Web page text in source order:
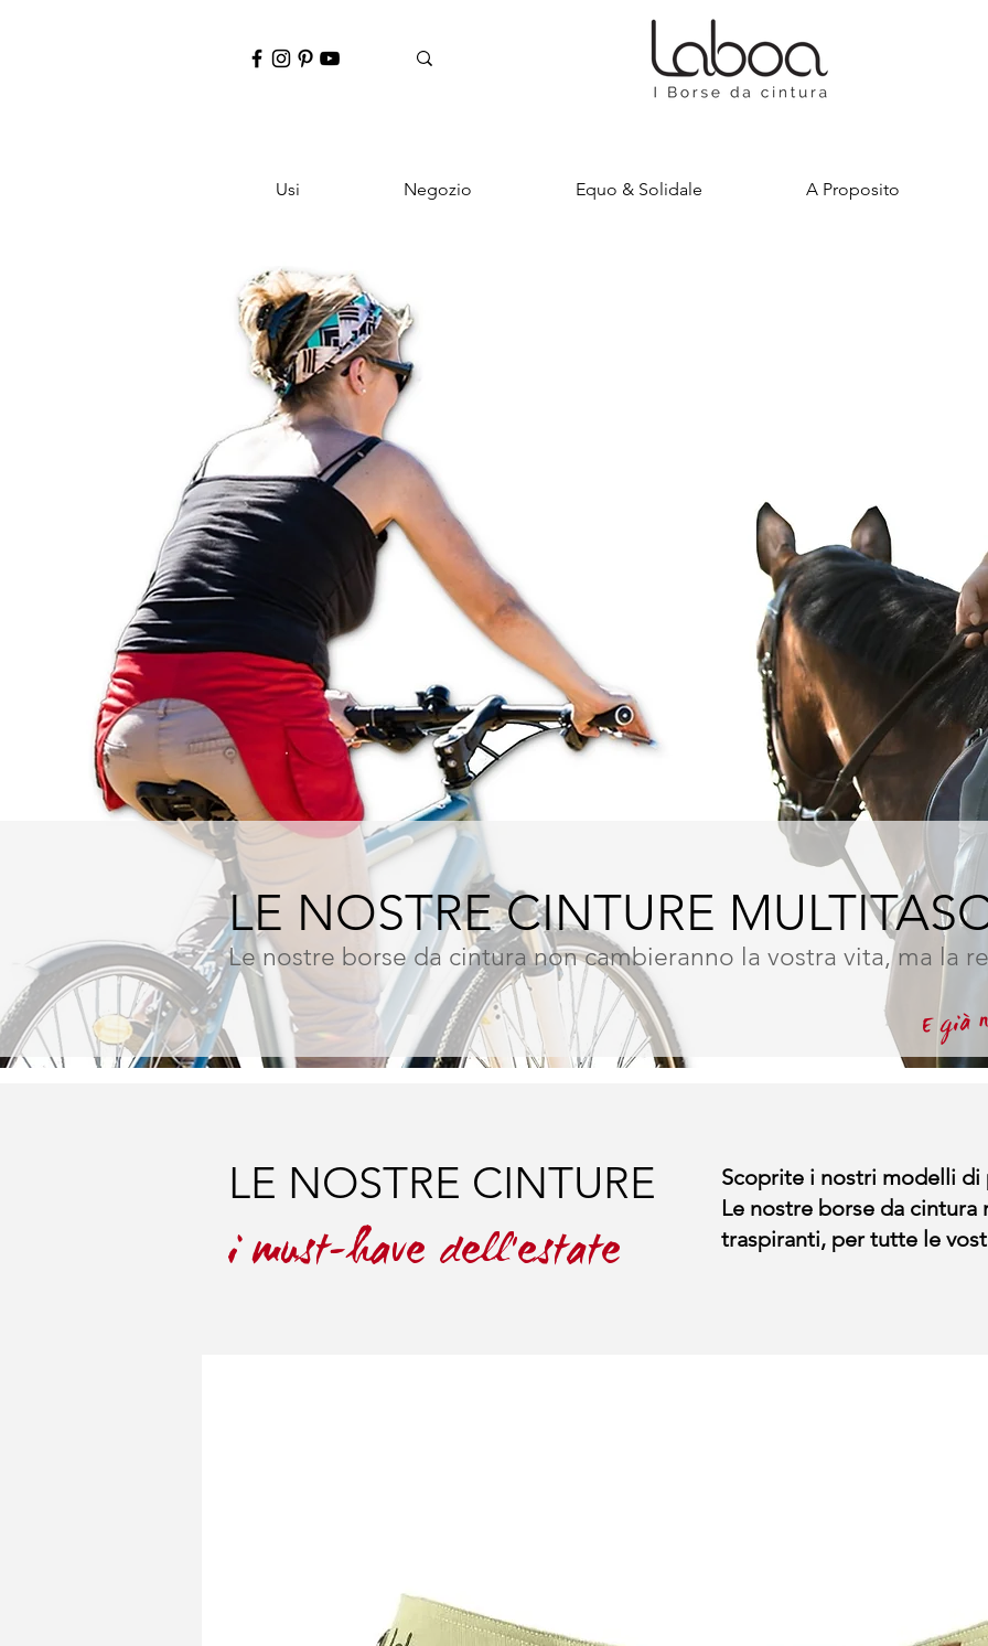
Usi Negozio Equo & Solidale A Proposito
LE NOSTRE CINTURE
Le nostre borse da cintura non cambieranno la vostra vita, ma la
E già
LE NOSTRE CINTURE
i must-have dell'estate
Scoprite i nostri modelli di
Le nostre borse da
traspiranti, per tutte le